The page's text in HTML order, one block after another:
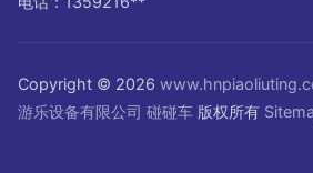
Copyright © 2026
游乐设备有限公司 碰碰车 版权所有